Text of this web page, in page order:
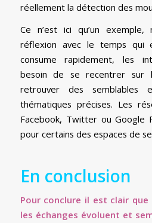
réellement la détection des
Ce n’est ici qu’un
réflexion avec le temps qui
consume rapidement, les
besoin de se recentrer sur
retrouver des semblables
thématiques précises. Les
Facebook, Twitter ou Google
pour certains des espaces de
En conclusion
Pour conclure il est clair
les échanges évoluent et